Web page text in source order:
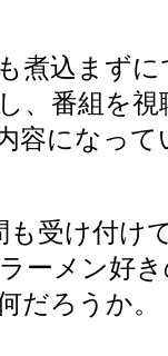
煮込まず
、番組を
容になって
も受け付け
ーメン好
だろうか。